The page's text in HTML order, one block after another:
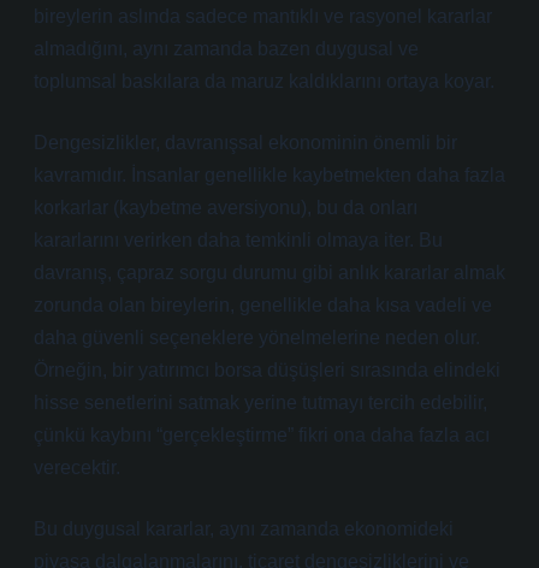
bireylerin aslında sadece mantıklı ve rasyonel kararlar
almadığını, aynı zamanda bazen duygusal ve
toplumsal baskılara da maruz kaldıklarını ortaya koyar.
Dengesizlikler, davranışsal ekonominin önemli bir
kavramıdır. İnsanlar genellikle kaybetmekten daha fazla
korkarlar (kaybetme aversiyonu), bu da onları
kararlarını verirken daha temkinli olmaya iter. Bu
davranış, çapraz sorgu durumu gibi anlık kararlar almak
zorunda olan bireylerin, genellikle daha kısa vadeli ve
daha güvenli seçeneklere yönelmelerine neden olur.
Örneğin, bir yatırımcı borsa düşüşleri sırasında elindeki
hisse senetlerini satmak yerine tutmayı tercih edebilir,
çünkü kaybını “gerçekleştirme” fikri ona daha fazla acı
verecektir.
Bu duygusal kararlar, aynı zamanda ekonomideki
piyasa dalgalanmalarını, ticaret dengesizliklerini ve